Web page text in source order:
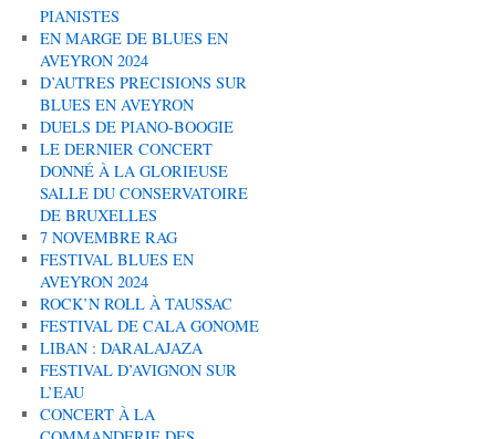
PIANISTES
EN MARGE DE BLUES EN
AVEYRON 2024
D’AUTRES PRECISIONS SUR
BLUES EN AVEYRON
DUELS DE PIANO-BOOGIE
LE DERNIER CONCERT
DONNÉ À LA GLORIEUSE
SALLE DU CONSERVATOIRE
DE BRUXELLES
7 NOVEMBRE RAG
FESTIVAL BLUES EN
AVEYRON 2024
ROCK’N ROLL À TAUSSAC
FESTIVAL DE CALA GONOME
LIBAN : DARALAJAZA
FESTIVAL D’AVIGNON SUR
L’EAU
CONCERT À LA